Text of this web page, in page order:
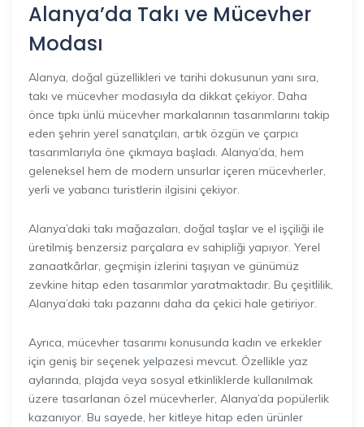
Alanya’da Takı ve Mücevher
Modası
Alanya, doğal güzellikleri ve tarihi dokusunun yanı sıra,
takı ve mücevher modasıyla da dikkat çekiyor. Daha
önce tıpkı ünlü mücevher markalarının tasarımlarını takip
eden şehrin yerel sanatçıları, artık özgün ve çarpıcı
tasarımlarıyla öne çıkmaya başladı. Alanya’da, hem
geleneksel hem de modern unsurlar içeren mücevherler,
yerli ve yabancı turistlerin ilgisini çekiyor.
Alanya’daki takı mağazaları, doğal taşlar ve el işçiliği ile
üretilmiş benzersiz parçalara ev sahipliği yapıyor. Yerel
zanaatkârlar, geçmişin izlerini taşıyan ve günümüz
zevkine hitap eden tasarımlar yaratmaktadır. Bu çeşitlilik,
Alanya’daki takı pazarını daha da çekici hale getiriyor.
Ayrıca, mücevher tasarımı konusunda kadın ve erkekler
için geniş bir seçenek yelpazesi mevcut. Özellikle yaz
aylarında, plajda veya sosyal etkinliklerde kullanılmak
üzere tasarlanan özel mücevherler, Alanya’da popülerlik
kazanıyor. Bu sayede, her kitleye hitap eden ürünler